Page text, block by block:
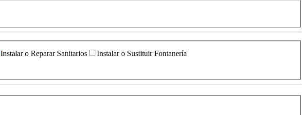
Instalar o Reparar Sanitarios Instalar o Sustituir Fontanería